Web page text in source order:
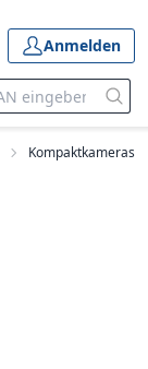
Anmelden
Kompaktkameras